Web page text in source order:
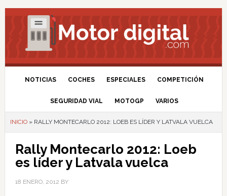
NOTICIAS COCHES ESPECIALES COMPETICIÓN
SEGURIDAD VIAL MOTOGP VARIOS
INICIO» RALLY MONTECARLO 2012: LOEB ES LÍDER Y LATVALA VUELCA
Rally Montecarlo 2012: Loeb
es líder y Latvala vuelca
18 ENERO, 2012 BY